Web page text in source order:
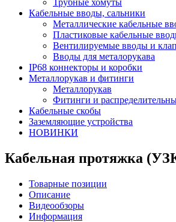
Трубные хомуты
Кабельные вводы, сальники
Металлические кабельные
Пластиковые кабельные
Вентилируемые вводы и
Вводы для металорукава
IP68 коннекторы и коробки
Металлорукав и фитинги
Металлорукав
Фитинги и
Кабельные скобы
Заземляющие устройства
НОВИНКИ
Кабельная протяжка
Товарные позиции
Описание
Видеообзоры
Информация